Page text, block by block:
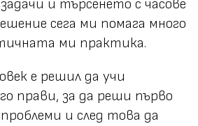
и търсенето с часове
сега ми помага много
ми практика.
е решил да учи
прави, за да реши първо
и след това да